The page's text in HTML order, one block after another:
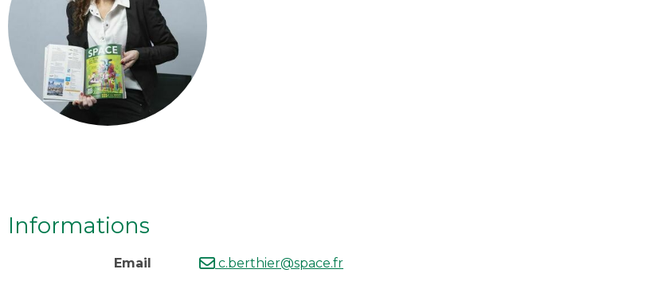
Informations
Email c.berthier@space.fr